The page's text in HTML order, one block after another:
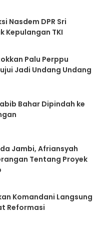
Nasdem DPR Sri
Kepulangan TKI
Palu Perppu
Jadi Undang Undang
Bahar Dipindah ke
Jambi, Afriansyah
Tentang Proyek
Komandani Langsung
Reformasi